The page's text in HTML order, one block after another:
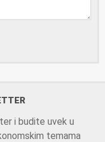
i budite uvek u
temama